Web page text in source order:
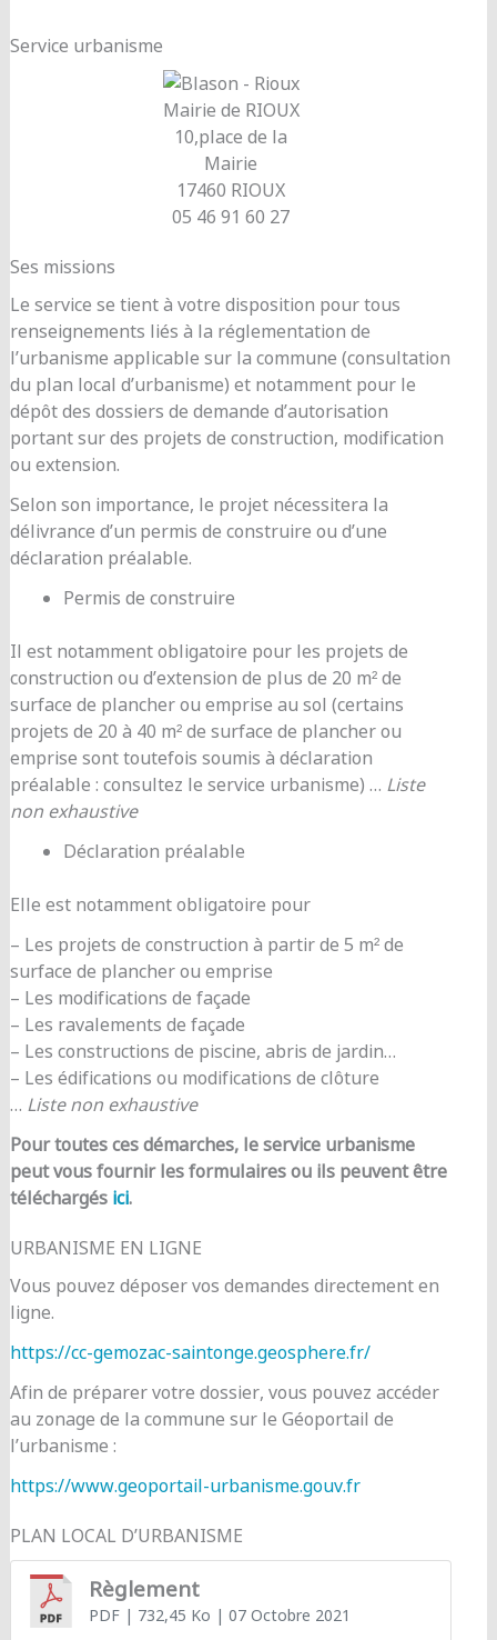
Service urbanisme
Mairie de RIOUX
10,place de la
Mairie
17460 RIOUX
05 46 91 60 27
Ses missions
Le service se tient à votre disposition pour tous
renseignements liés à la réglementation de
l’urbanisme applicable sur la commune (consultation
du plan local d’urbanisme) et notamment pour le
dépôt des dossiers de demande d’autorisation
portant sur des projets de construction, modification
ou extension.
Selon son importance, le projet nécessitera la
délivrance d’un permis de construire ou d’une
déclaration préalable.
Permis de construire
Il est notamment obligatoire pour les projets de
construction ou d’extension de plus de 20 m² de
surface de plancher ou emprise au sol (certains
projets de 20 à 40 m² de surface de plancher ou
emprise sont toutefois soumis à déclaration
préalable : consultez le service urbanisme) … Liste
non exhaustive
Déclaration préalable
Elle est notamment obligatoire pour
– Les projets de construction à partir de 5 m² de
surface de plancher ou emprise
– Les modifications de façade
– Les ravalements de façade
– Les constructions de piscine, abris de jardin…
– Les édifications ou modifications de clôture
… Liste non exhaustive
Pour toutes ces démarches, le service urbanisme
peut vous fournir les formulaires ou ils peuvent être
téléchargés ici.
URBANISME EN LIGNE
Vous pouvez déposer vos demandes directement en
ligne.
https://cc-gemozac-saintonge.geosphere.fr/
Afin de préparer votre dossier, vous pouvez accéder
au zonage de la commune sur le Géoportail de
l’urbanisme :
https://www.geoportail-urbanisme.gouv.fr
PLAN LOCAL D’URBANISME
Règlement
PDF| 732,45 Ko | 07 Octobre 2021